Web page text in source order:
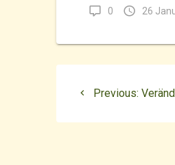
0 26
Previous: